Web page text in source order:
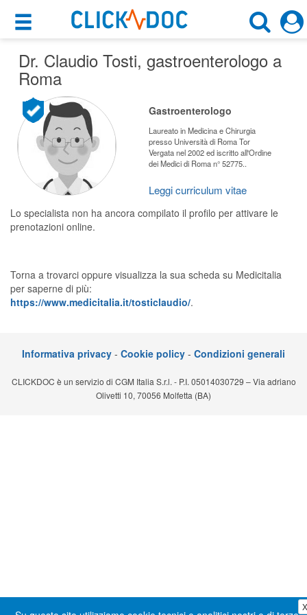
×
Motore di ricerca
×
Gastroenterologo
Roma (RM)
CERCA
Cosa possiamo offrirti
Per i pazienti
Prenota una visita
Ricerca specialisti
Consulti online
Prenotazioni online
Planner e rubrica in cloud
Teleconsulto
Dr. Claudio Tosti, gastroenterologo a
Roma
Gastroenterologo
Laureato in Medicina e Chirurgia
presso Università di Roma Tor
Vergata nel 2002 ed iscritto all'Ordine
dei Medici di Roma n° 52775..
Leggi curriculum vitae
Lo specialista non ha ancora compilato il profilo per attivare le
prenotazioni online.
Torna a trovarci oppure visualizza la sua scheda su Medicitalia
per saperne di più:
https://www.medicitalia.it/tosticlaudio/.
X
Informativa privacy - Cookie policy - Condizioni generali
CLICKDOC è un servizio di CGM Italia S.r.l. - P.I. 05014030729 – Via adriano
Olivetti 10, 70056 Molfetta (BA)